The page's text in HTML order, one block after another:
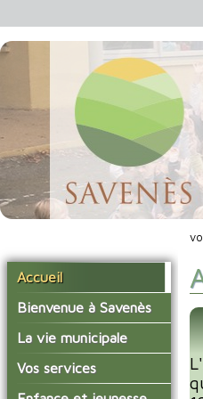
Accueil
Bienvenue à Savenès
Situer Savenès
Savenès en chiffre
L'histoire du village
La vie municipale
Vos élus
Les compte-rendus du
Vos services
La mairie